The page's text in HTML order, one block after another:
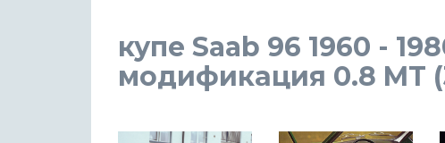
купе Saab 96 1960 -
модификация 0.8 MT